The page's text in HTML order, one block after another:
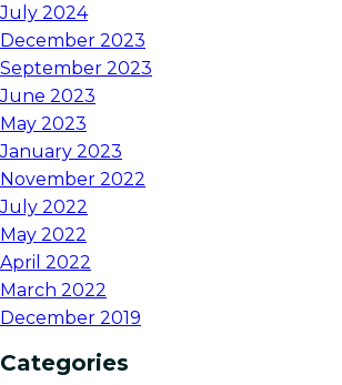
July 2024
December 2023
September 2023
June 2023
May 2023
January 2023
November 2022
July 2022
May 2022
April 2022
March 2022
December 2019
Categories